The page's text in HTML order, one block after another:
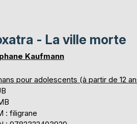
- La ville morte
Kaufmann
pour adolescents (à partir de 12
: filigrane